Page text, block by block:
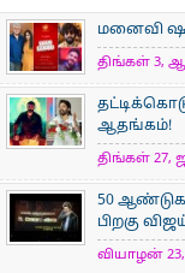
மனைவி
திங்கள் 3,
ஆதங்கம்!
திங்கள் 27,
50
பிறகு
வியாழன் 23,